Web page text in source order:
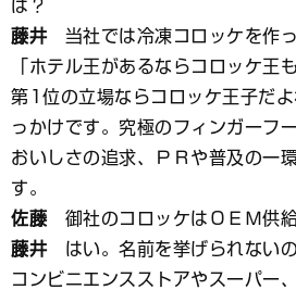
は？
藤井当社では冷凍コロッケを作
「ホテル王があるならコロッケ王
第1位の立場ならコロッケ王子だ
っかけです。究極のフィンガーフ
おいしさの追求、ＰＲや普及の一
す。
佐藤御社のコロッケはＯＥＭ供給
藤井はい。名前を挙げられない
コンビニエンスストアやスーパー